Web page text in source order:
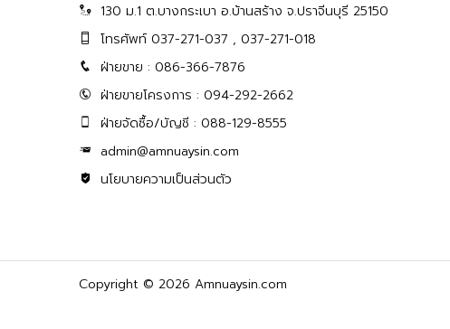
130 ม.1 ต.บางกระเบา อ.บ้านสร้าง จ.ปราจีนบุรี 25150
โทรศัพท์ 037-271-037 , 037-271-018
ฝ่ายขาย : 086-366-7876
ฝ่ายขายโครงการ : 094-292-2662
ฝ่ายจัดซื้อ/บัญชี : 088-129-8555
admin@amnuaysin.com
นโยบายความเป็นส่วนตัว
Copyright © 2026 Amnuaysin.com